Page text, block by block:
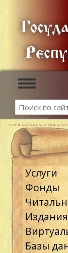
основному
содержанию
Toggle
navigation
Search
Search
Услуги
Фонды
Базы